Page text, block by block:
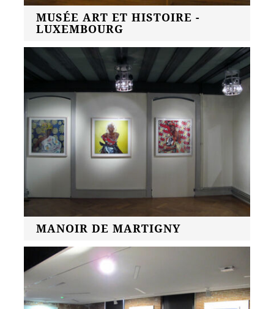
MUSÉE ART ET HISTOIRE -
LUXEMBOURG
MANOIR DE MARTIGNY